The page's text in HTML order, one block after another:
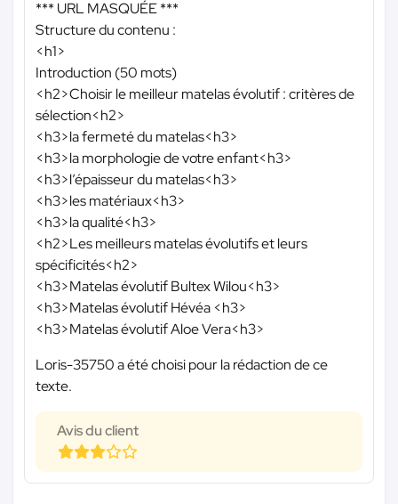
*** URL MASQUÉE ***
Structure du contenu :
<h1>
Introduction (50 mots)
<h2>Choisir le meilleur matelas évolutif : critères de
sélection<h2>
<h3>la fermeté du matelas<h3>
<h3>la morphologie de votre enfant<h3>
<h3>l’épaisseur du matelas<h3>
<h3>les matériaux<h3>
<h3>la qualité<h3>
<h2>Les meilleurs matelas évolutifs et leurs
spécificités<h2>
<h3>Matelas évolutif Bultex Wilou<h3>
<h3>Matelas évolutif Hévéa <h3>
<h3>Matelas évolutif Aloe Vera<h3>
Loris-35750 a été choisi pour la rédaction de ce
texte.
Avis du client